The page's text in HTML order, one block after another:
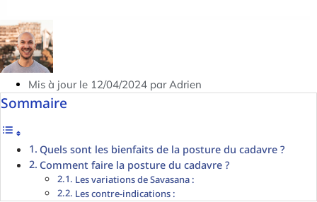
Mis à jour le 12/04/2024 par Adrien
Sommaire
Quels sont les bienfaits de la posture du cadavre ?
Comment faire la posture du cadavre ?
Les variations de Savasana :
Les contre-indications :